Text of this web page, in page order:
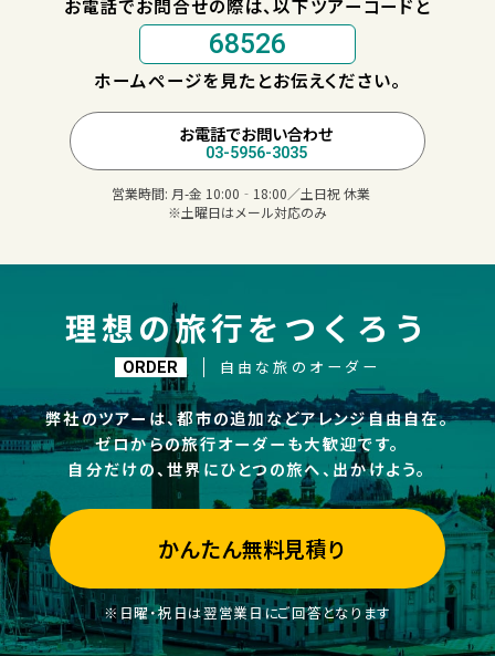
お電話でお問合せの際は、以下ツアーコードと
68526
ホームページを見たとお伝えください。
お電話でお問い合わせ
03-5956-3035
営業時間: 月-金 10:00‐18:00／土日祝 休業
※土曜日はメール対応のみ
理想の旅行をつくろう
ORDER 自由な旅のオーダー
弊社のツアーは、都市の追加などアレンジ自由自在。
ゼロからの旅行オーダーも大歓迎です。
自分だけの、世界にひとつの旅へ、出かけよう。
かんたん無料見積り
※日曜・祝日は翌営業日にご回答となります